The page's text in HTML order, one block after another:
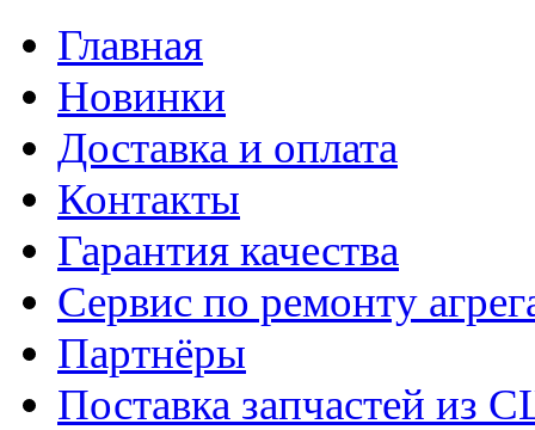
Главная
Новинки
Доставка и оплата
Контакты
Гарантия качества
Сервис по ремонту
Партнёры
Поставка запчастей